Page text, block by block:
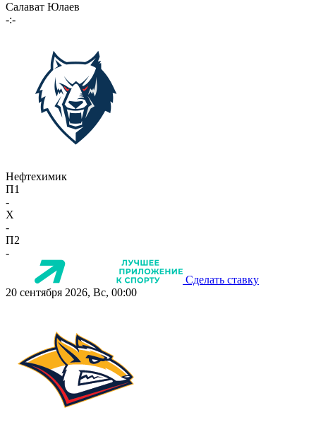
Салават Юлаев
-:-
Нефтехимик
П1
-
X
-
П2
-
Сделать ставку
20 сентября 2026, Вс, 00:00